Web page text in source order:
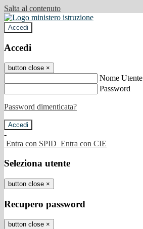
Salta al contenuto
Accedi
Accedi
button close ×
Nome Utente
Password
Password dimenticata?
-
Entra con SPID Entra con CIE
Seleziona utente
button close ×
Recupero password
button close ×